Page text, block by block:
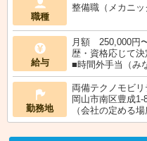
職種
整備職（メカニッ
給与
月額 250,000円
歴・資格応じて
■時間外手当（み
勤務地
両備テクノモビ
岡山市南区豊成
（会社の定める場